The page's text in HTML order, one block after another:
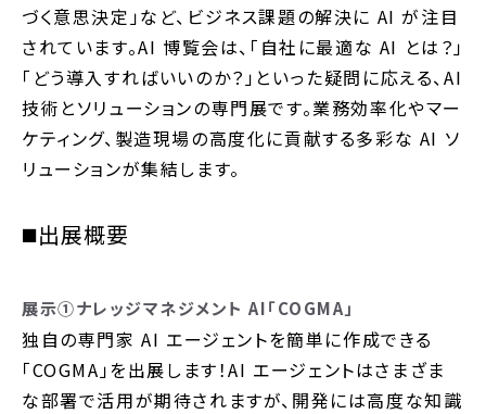
づく意思決定」など、ビジネス課題の解決に AI が注目
されています。AI 博覧会は、「自社に最適な AI とは？」
「どう導入すればいいのか？」といった疑問に応える、AI
技術とソリューションの専門展です。業務効率化やマー
ケティング、製造現場の高度化に貢献する多彩な AI ソ
リューションが集結します。
◼️出展概要
展示①ナレッジマネジメント AI「COGMA」
独自の専門家 AI エージェントを簡単に作成できる
「COGMA」を出展します！AI エージェントはさまざま
な部署で活用が期待されますが、開発には高度な知識